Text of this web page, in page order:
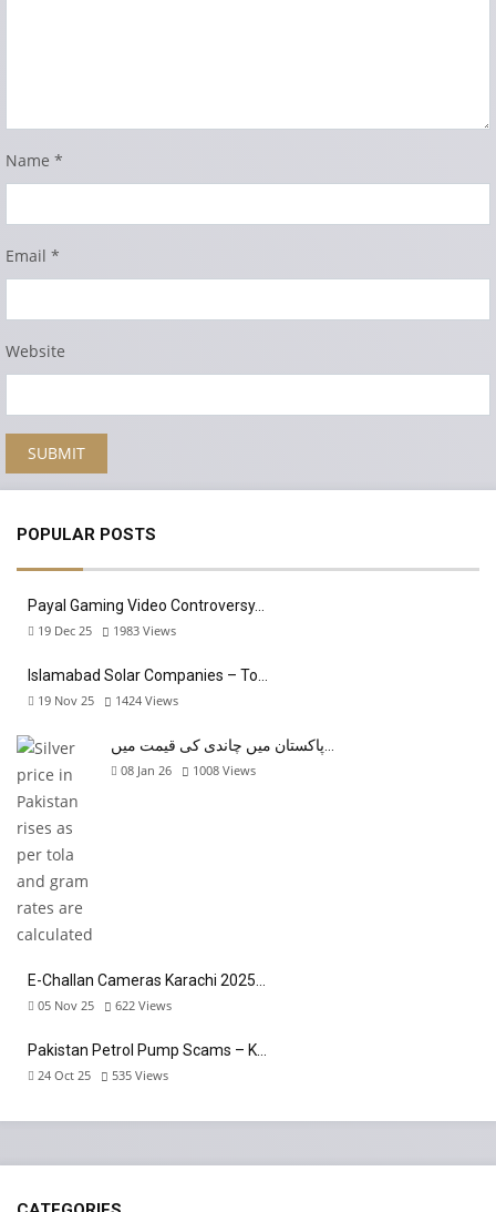
Name *
Email *
Website
POPULAR POSTS
Payal Gaming Video Controversy…
19 Dec 25 1983 Views
Islamabad Solar Companies – To…
19 Nov 25 1424 Views
08 Jan 26 1008 Views
E-Challan Cameras Karachi 2025…
05 Nov 25 622 Views
Pakistan Petrol Pump Scams – K…
24 Oct 25 535 Views